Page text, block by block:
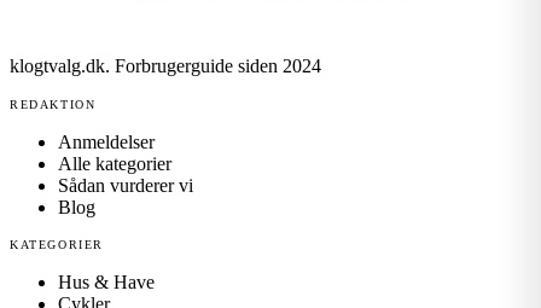
klogtvalg.dk. Forbrugerguide siden 2024
REDAKTION
Anmeldelser
Alle kategorier
Sådan vurderer vi
Blog
KATEGORIER
Hus & Have
Cykler